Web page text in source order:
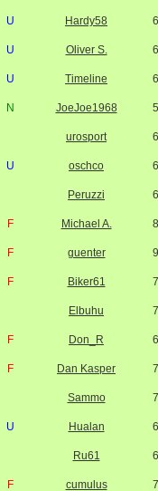
U Hardy58
U Oliver S.
U Timeline
N JoeJoe1968
urosport
U oschco
Peruzzi
F Michael A.
F guenter
F Biker61
Elbuhu
F Don_R
F Dan Kasper
Sammo
U Hualan
Ru61
F cumulus